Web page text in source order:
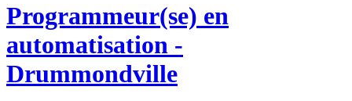
Programmeur(se) en
automatisation -
Drummondville